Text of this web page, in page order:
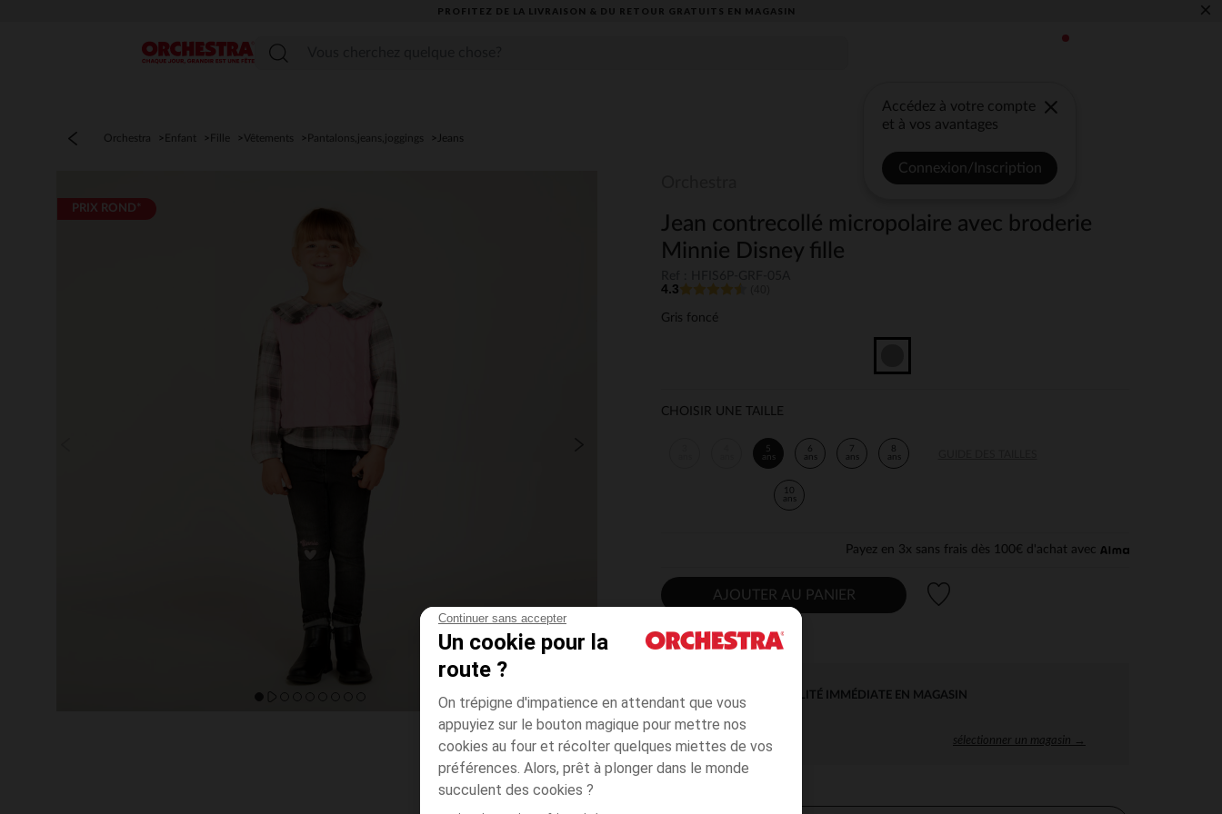
Continuer sans accepter
Un cookie pour la
route ?
On trépigne d'impatience en attendant que vous
appuyiez sur le bouton magique pour mettre nos
cookies au four et récolter quelques miettes de vos
préférences. Alors, prêt à plonger dans le monde
succulent des cookies ?
PROFITEZ DE LA LIVRAISON & DU RETOUR GRATUITS EN MAGASIN​ ×
Menu
Accédez à votre compte
et à vos avantages
Connexion/Inscription
Orchestra Enfant Fille Vêtements Pantalons,jeans,joggings Jeans
PRIX ROND*
Jean contrecollé micropolaire avec broderie
Minnie Disney fille
4.3
Gris foncé
CHOISIR UNE TAILLE
5
ans
6
ans
7
ans
8
ans
10
ans
Payez en 3x sans frais dès 100€ d'achat avec
AJOUTER AU PANIER
DISPONIBILITÉ IMMÉDIATE EN MAGASIN
sélectionner un magasin →